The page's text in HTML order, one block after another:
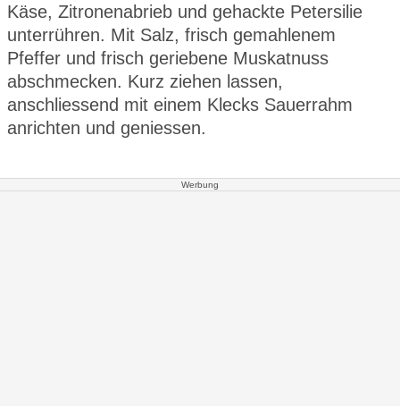
Käse, Zitronenabrieb und gehackte Petersilie
unterrühren. Mit Salz, frisch gemahlenem
Pfeffer und frisch geriebene Muskatnuss
abschmecken. Kurz ziehen lassen,
anschliessend mit einem Klecks Sauerrahm
anrichten und geniessen.
Werbung